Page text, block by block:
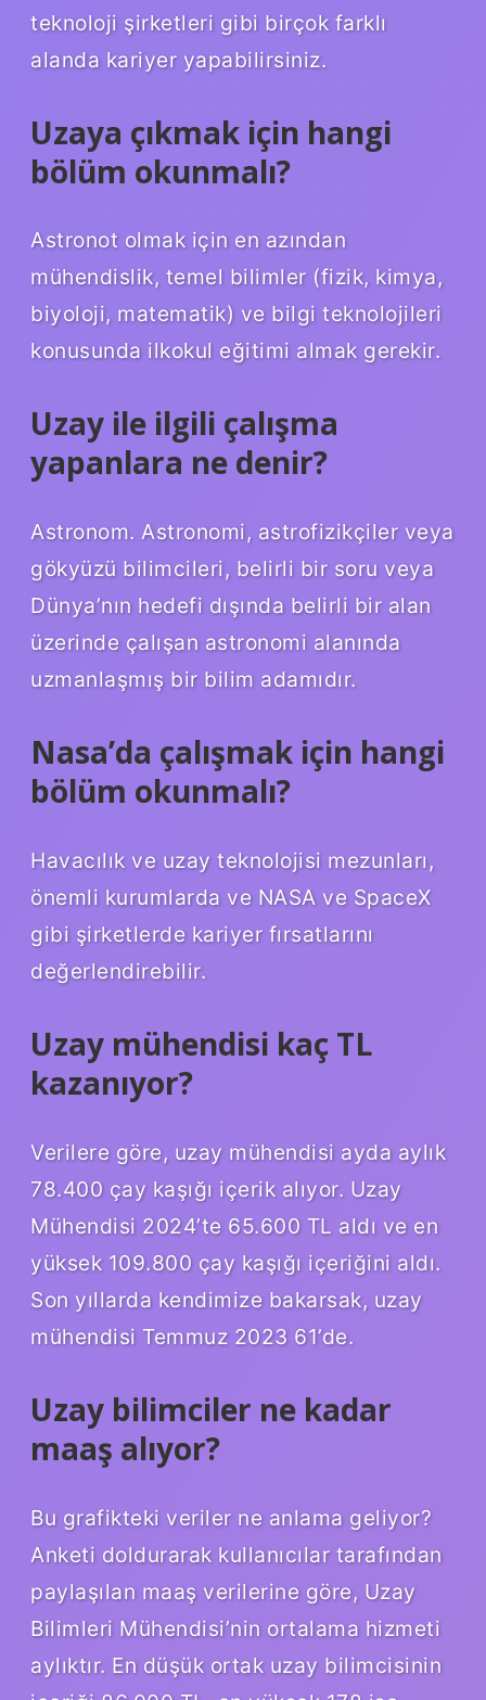
teknoloji şirketleri gibi birçok farklı
alanda kariyer yapabilirsiniz.
Uzaya çıkmak için hangi
bölüm okunmalı?
Astronot olmak için en azından
mühendislik, temel bilimler (fizik, kimya,
biyoloji, matematik) ve bilgi teknolojileri
konusunda ilkokul eğitimi almak gerekir.
Uzay ile ilgili çalışma
yapanlara ne denir?
Astronom. Astronomi, astrofizikçiler veya
gökyüzü bilimcileri, belirli bir soru veya
Dünya’nın hedefi dışında belirli bir alan
üzerinde çalışan astronomi alanında
uzmanlaşmış bir bilim adamıdır.
Nasa’da çalışmak için hangi
bölüm okunmalı?
Havacılık ve uzay teknolojisi mezunları,
önemli kurumlarda ve NASA ve SpaceX
gibi şirketlerde kariyer fırsatlarını
değerlendirebilir.
Uzay mühendisi kaç TL
kazanıyor?
Verilere göre, uzay mühendisi ayda aylık
78.400 çay kaşığı içerik alıyor. Uzay
Mühendisi 2024’te 65.600 TL aldı ve en
yüksek 109.800 çay kaşığı içeriğini aldı.
Son yıllarda kendimize bakarsak, uzay
mühendisi Temmuz 2023 61’de.
Uzay bilimciler ne kadar
maaş alıyor?
Bu grafikteki veriler ne anlama geliyor?
Anketi doldurarak kullanıcılar tarafından
paylaşılan maaş verilerine göre, Uzay
Bilimleri Mühendisi’nin ortalama hizmeti
aylıktır. En düşük ortak uzay bilimcisinin